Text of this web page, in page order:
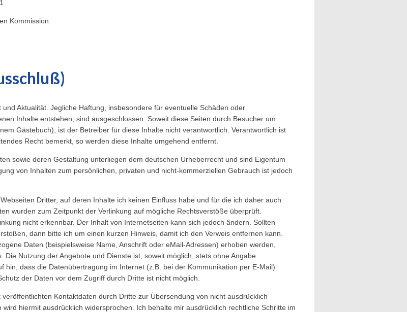
Kommission:
Aktualität. Jegliche Haftung, insbesondere für eventuelle Schäden oder
Inhalte entstehen, sind ausgeschlossen. Soweit diese Seiten durch Besucher um
Gästebuch), ist der Betreiber für diese Inhalte nicht verantwortlich. Verantwortlich ist
Recht bemerkt, so werden diese Inhalte umgehend entfernt.
sowie deren Gestaltung unterliegen dem deutschen Urheberrecht und sind Eigentum
von Inhalten zum persönlichen, privaten und nicht-kommerziellen Gebrauch ist jedoch
Dritter, auf deren Inhalte ich keinen Einfluss habe und für die ich daher auch
wurden zum Zeitpunkt der Verlinkung auf mögliche Rechtsverstöße überprüft.
nicht erkennbar. Der Inhalt von Internetseiten kann sich jedoch ändern. Sollten
dann bitte ich um einen kurzen Hinweis, damit ich den Verweis entfernen kann.
Daten (beispielsweise Name, Anschrift oder eMail-Adressen) erhoben werden,
Nutzung der Angebote und Dienste ist, soweit möglich, stets ohne Angabe
hin, dass die Datenübertragung im Internet (z.B. bei der Kommunikation per E-Mail)
der Daten vor dem Zugriff durch Dritte ist nicht möglich.
Kontaktdaten durch Dritte zur Übersendung von nicht ausdrücklich
hiermit ausdrücklich widersprochen. Ich behalte mir ausdrücklich rechtliche Schritte im